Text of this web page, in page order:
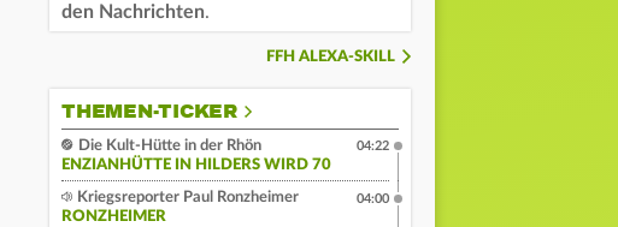
den Nachrichten.
FFH ALEXA-SKILL
THEMEN-TICKER
Die Kult-Hütte in der Rhön
ENZIANHÜTTE IN HILDERS WIRD 70
04:22
Kriegsreporter Paul Ronzheimer
RONZHEIMER
04:00